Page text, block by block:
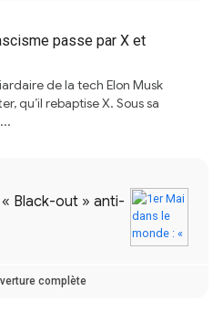
passe par X et
de la tech Elon Musk
qu’il rebaptise X. Sous sa
complète